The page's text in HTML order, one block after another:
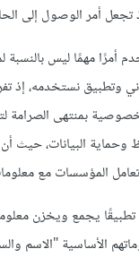
تجعل أمر الوصول إلى
أمرًا مهمًا ليس بالنسبة
وتطبيق نستخدمه، إذ
بمنتهى الصرامة
البيانات، حيث
المؤسسات مع
يجمع ويخزن
الأساسية "الاسم